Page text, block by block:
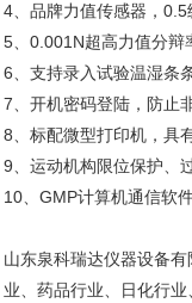
4、品牌力值传感器，
5、0.001N超高力值分辩
6、支持录入试验温湿条
7、开机密码登陆，防止
8、标配微型打印机，具
9、运动机构限位保护、
10、GMP计算机通信软
山东泉科瑞达仪器设备
业、药品行业、日化行